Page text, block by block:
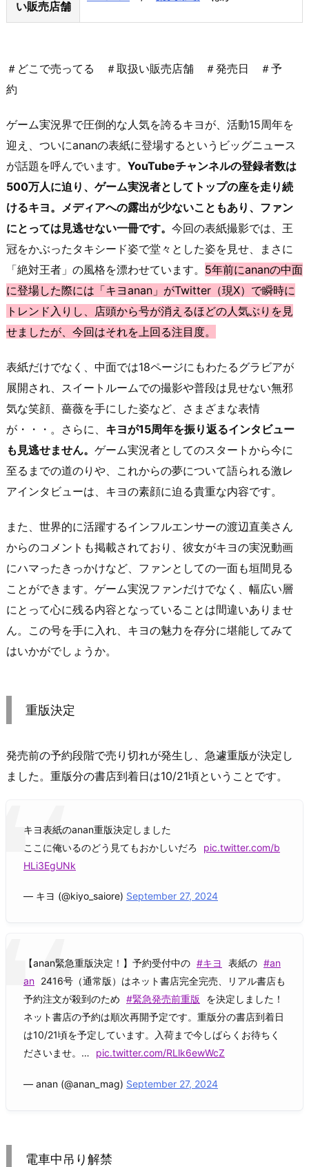
い販売店舗
＃どこで売ってる ＃取扱い販売店舗 ＃発売日 ＃予
約
ゲーム実況界で圧倒的な人気を誇るキヨが、活動15周年を
迎え、ついにananの表紙に登場するというビッグニュース
が話題を呼んでいます。 YouTubeチャンネルの登録者数は
500万人に迫り、ゲーム実況者としてトップの座を走り続
けるキヨ。メディアへの露出が少ないこともあり、ファン
にとっては見逃せない一冊です。 今回の表紙撮影では、王
冠をかぶったタキシード姿で堂々とした姿を見せ、まさに
「絶対王者」の風格を漂わせています。 5年前にananの中面
に登場した際には「キヨanan」がTwitter（現X）で瞬時に
トレンド入りし、店頭から号が消えるほどの人気ぶりを見
せましたが、今回はそれを上回る注目度。
表紙だけでなく、中面では18ページにもわたるグラビアが
展開され、スイートルームでの撮影や普段は見せない無邪
気な笑顔、薔薇を手にした姿など、さまざまな表情
が・・・。さらに、 キヨが15周年を振り返るインタビュー
も見逃せません。 ゲーム実況者としてのスタートから今に
至るまでの道のりや、これからの夢について語られる激レ
アインタビューは、キヨの素顔に迫る貴重な内容です。
また、世界的に活躍するインフルエンサーの渡辺直美さん
からのコメントも掲載されており、彼女がキヨの実況動画
にハマったきっかけなど、ファンとしての一面も垣間見る
ことができます。ゲーム実況ファンだけでなく、幅広い層
にとって心に残る内容となっていることは間違いありませ
ん。この号を手に入れ、キヨの魅力を存分に堪能してみて
はいかがでしょうか。
重版決定
発売前の予約段階で売り切れが発生し、急遽重版が決定し
ました。重版分の書店到着日は10/21頃ということです。
キヨ表紙のanan重版決定しました
ここに俺いるのどう見てもおかしいだろ
pic.twitter.com/b
HLi3EgUNk
— キヨ (@kiyo_saiore) September 27, 2024
【anan緊急重版決定！】予約受付中の #キヨ 表紙の #an
an 2416号（通常版）はネット書店完全完売、リアル書店も
予約注文が殺到のため #緊急発売前重版
を決定しました！
ネット書店の予約は順次再開予定です。重版分の書店到着日
は10/21頃を予定しています。入荷まで今しばらくお待ちく
ださいませ。…
pic.twitter.com/RLlk6ewWcZ
— anan (@anan_mag) September 27, 2024
電車中吊り解禁